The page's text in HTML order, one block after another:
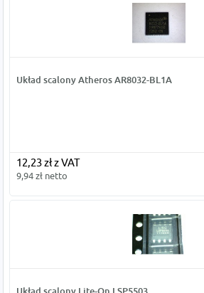
Układ scalony Atheros AR8032-BL1A
12,23 zł z VAT
9,94 zł netto